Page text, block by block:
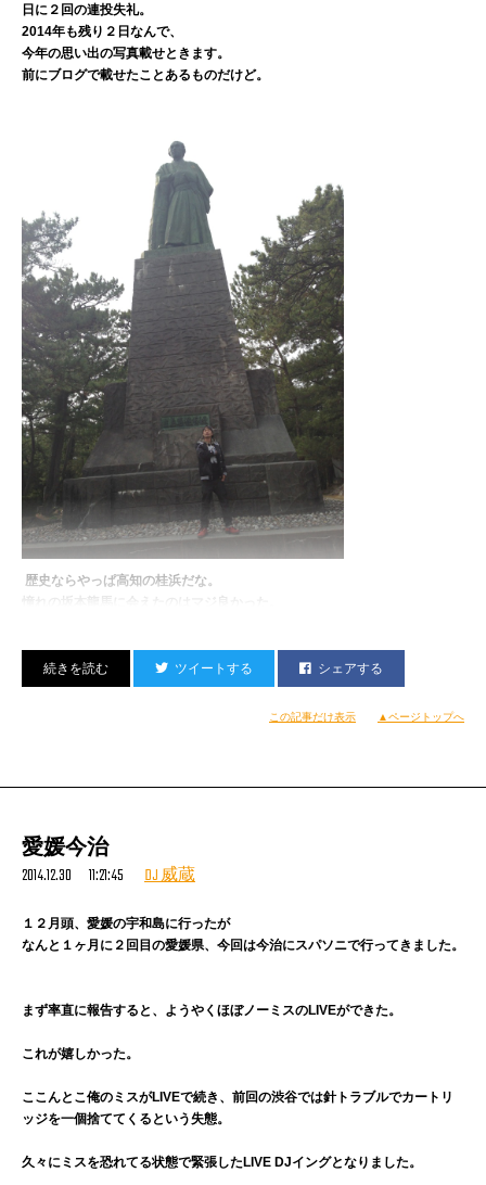
M2、YSK君、寺町さん、ION’S、皆尾さん、かなちゃん、
宇和島クルー、松山ATTACK STORE、山本さん
TARO SOUL
日に２回の連投失礼。
2014年も残り２日なんで、
今年の思い出の写真載せときます。
前にブログで載せたことあるものだけど。
歴史ならやっぱ高知の桂浜だな。
憧れの坂本龍馬に会えたのはマジ良かった。
自分の名前が入った記念すべき作品。
ね。
ツイートする シェアする
この記事だけ表示 ▲ページトップへ
愛媛今治
2014.12.30 11:21:45 DJ 威蔵
１２月頭、愛媛の宇和島に行ったが
なんと１ヶ月に２回目の愛媛県、今回は今治にスパソニで行ってきました。
まず率直に報告すると、ようやくほぼノーミスのLIVEができた。
これが嬉しかった。
ここんとこ俺のミスがLIVEで続き、前回の渋谷では針トラブルでカートリ
ッジを一個捨ててくるという失態。
久々にミスを恐れてる状態で緊張したLIVE DJイングとなりました。